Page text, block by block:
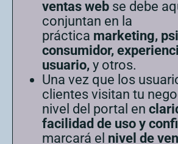
ventas web se debe
conjuntan en la
práctica marketing,
consumidor,
usuario, y otros.
Una vez que los
clientes visitan tu
nivel del portal en
facilidad de uso y
marcará el nivel de